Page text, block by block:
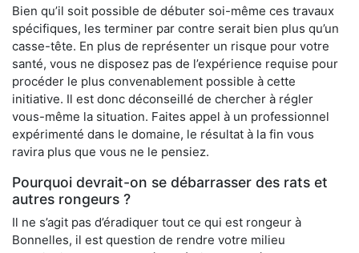
Bien qu’il soit possible de débuter soi-même ces travaux
spécifiques, les terminer par contre serait bien plus qu’un
casse-tête. En plus de représenter un risque pour votre
santé, vous ne disposez pas de l’expérience requise pour
procéder le plus convenablement possible à cette
initiative. Il est donc déconseillé de chercher à régler
vous-même la situation. Faites appel à un professionnel
expérimenté dans le domaine, le résultat à la fin vous
ravira plus que vous ne le pensiez.
Pourquoi devrait-on se débarrasser des rats et
autres rongeurs ?
Il ne s’agit pas d’éradiquer tout ce qui est rongeur à
Bonnelles, il est question de rendre votre milieu